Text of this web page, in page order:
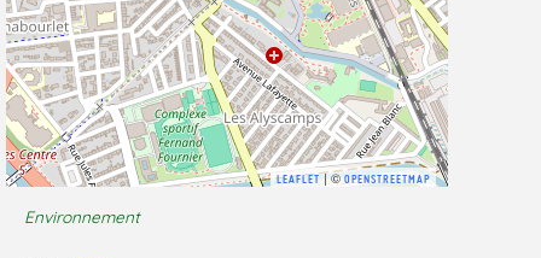
LEAFLET| ©OPENSTREETMAP
Environnement